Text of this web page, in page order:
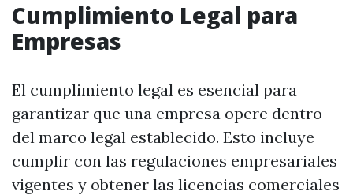
Cumplimiento Legal para
Empresas
El cumplimiento legal es esencial para
garantizar que una empresa opere dentro
del marco legal establecido. Esto incluye
cumplir con las regulaciones empresariales
vigentes y obtener las licencias comerciales